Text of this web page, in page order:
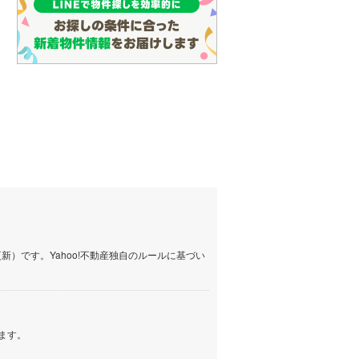
）です。Yahoo!不動産独自のルールに基づい
。